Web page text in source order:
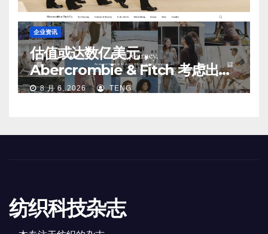
企业资讯
估值或达数亿美元，
Abercrombie & Fitch 考虑出售
中国业务部分股权
8 月 6, 2026 TENG
纺织科技杂志